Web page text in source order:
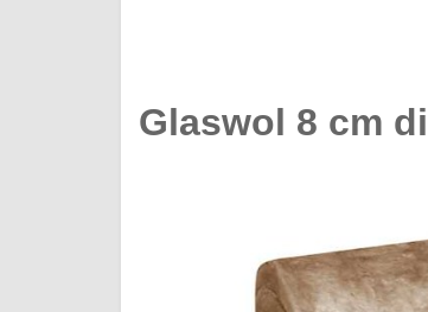
Glaswol 8 cm